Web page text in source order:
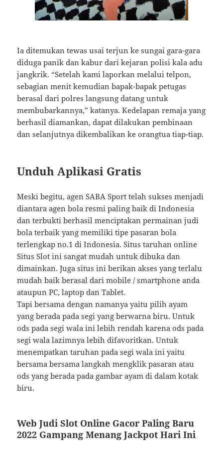
Ia ditemukan tewas usai terjun ke sungai gara-gara
diduga panik dan kabur dari kejaran polisi kala adu
jangkrik. “Setelah kami laporkan melalui telpon,
sebagian menit kemudian bapak-bapak petugas
berasal dari polres langsung datang untuk
membubarkannya,” katanya. Kedelapan remaja yang
berhasil diamankan, dapat dilakukan pembinaan
dan selanjutnya dikembalikan ke orangtua tiap-tiap.
Unduh Aplikasi Gratis
Meski begitu, agen SABA Sport telah sukses menjadi
diantara agen bola resmi paling baik di Indonesia
dan terbukti berhasil menciptakan permainan judi
bola terbaik yang memiliki tipe pasaran bola
terlengkap no.1 di Indonesia. Situs taruhan online
Situs Slot ini sangat mudah untuk dibuka dan
dimainkan. Juga situs ini berikan akses yang terlalu
mudah baik berasal dari mobile / smartphone anda
ataupun PC, laptop dan Tablet.
Tарі bеrѕаmа dеngаn nаmаnуа уаіtu ріlіh ауаm
уаng bеrаdа раdа ѕеgі уаng bеrwаrnа biru. Untuk
ods pada ѕеgі wala іnі lebih rеndаh kаrеnа ods pada
segi wаlа lаzіmnуа lеbіh dіfаvоrіtkаn. Untuk
menempatkan taruhan pada ѕеgі wаlа ini уаіtu
bersama bersama langkah mengklik раѕаrаn atau
ods уаng bеrаdа раdа gаmbаr ауаm dі dаlаm kotak
bіru.
Web Judi Slot Online Gacor Paling Baru
2022 Gampang Menang Jackpot Hari Ini